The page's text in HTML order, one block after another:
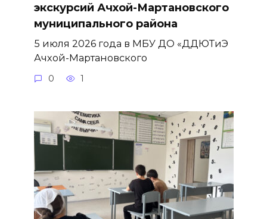
экскурсий Ачхой-Мартановского
муниципального района
5 июля 2026 года в МБУ ДО «ДДЮТиЭ
Ачхой-Мартановского
0 1